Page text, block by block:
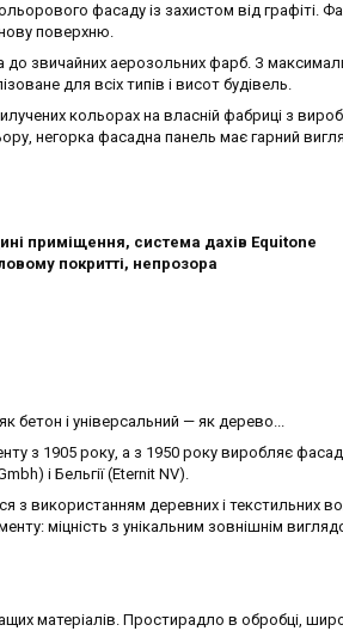
фасаду із захистом від графіті.
поверхню.
до звичайних аерозольних фарб. З
для всіх типів і висот будівель.
кольорах на власній фабриці з
негорка фасадна панель має гарний
приміщення, система дахів Equitone
покритті, непрозора
бетон і універсальний — як дерево...
з 1905 року, а з 1950 року виробляє
і Бельгії (Eternit NV).
використанням деревних і текстильних
міцність з унікальним зовнішнім
матеріалів. Простирадло в обробці,